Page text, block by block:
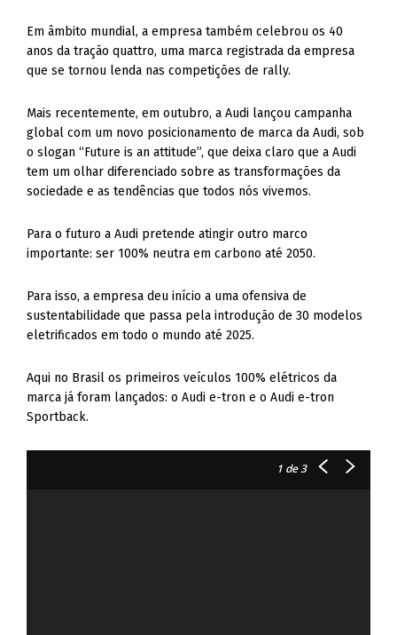
Em âmbito mundial, a empresa também celebrou os 40
anos da tração quattro, uma marca registrada da empresa
que se tornou lenda nas competições de rally.
Mais recentemente, em outubro, a Audi lançou campanha
global com um novo posicionamento de marca da Audi, sob
o slogan “Future is an attitude”, que deixa claro que a Audi
tem um olhar diferenciado sobre as transformações da
sociedade e as tendências que todos nós vivemos.
Para o futuro a Audi pretende atingir outro marco
importante: ser 100% neutra em carbono até 2050.
Para isso, a empresa deu início a uma ofensiva de
sustentabilidade que passa pela introdução de 30 modelos
eletrificados em todo o mundo até 2025.
Aqui no Brasil os primeiros veículos 100% elétricos da
marca já foram lançados: o Audi e-tron e o Audi e-tron
Sportback.
1de 3